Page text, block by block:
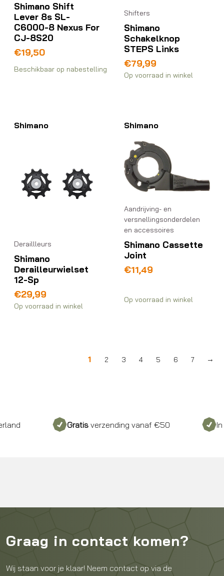
Shimano Shift
Lever 8s SL-
C6000-8 Nexus For
CJ-8S20
€19,50
Beschikbaar op nabestelling
Shifters
Shimano
Schakelknop
STEPS Links
€79,99
Op voorraad in winkel
Shimano
Deraillleurs
Shimano
Derailleurwielset
12-Sp
€29,99
Op voorraad in winkel
Shimano
Aandrijving- en
versnellingsonderdelen
en accessoires
Shimano Cassette
Joint
€11,49
Op voorraad in winkel
1 2 3 4 5 6 7 →
Gratis verzending vanaf €50 In 3
Graag in contact komen?
Wij staan voor je klaar! Neem contact op via de